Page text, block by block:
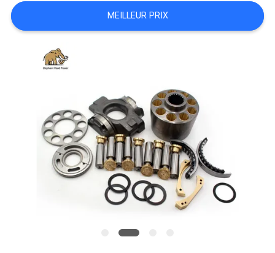
PLAN
PRIVACY
POLICY
MEILLEUR PRIX